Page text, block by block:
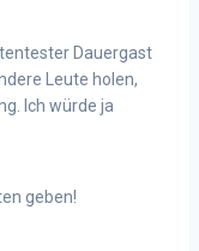
Dauergast
Leute holen,
Ich würde ja
geben!